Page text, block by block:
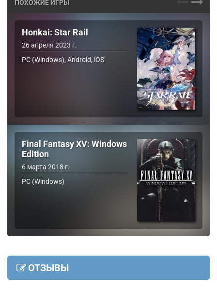
ПОХОЖИЕ ИГРЫ
Honkai: Star Rail
26 апреля 2023 г.
PC (Windows), Android, iOS
Final Fantasy XV: Windows
Edition
6 марта 2018 г.
PC (Windows)
ОТЗЫВЫ